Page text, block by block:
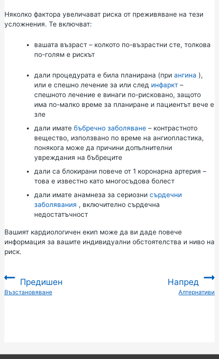
Няколко фактора увеличават риска от преживяване на тези
усложнения. Те включват:
вашата възраст – колкото по-възрастни сте, толкова
по-голям е рискът
дали процедурата е била планирана (при ангина ),
или е спешно лечение за или след инфаркт–
спешното лечение е винаги по-рисковано, защото
има по-малко време за планиране и пациентът вече е
зле
дали имате бъбречно заболяване– контрастното
вещество, използвано по време на ангиопластика,
понякога може да причини допълнителни
увреждания на бъбреците
дали са блокирани повече от 1 коронарна артерия –
това е известно като многосъдова болест
дали имате анамнеза за сериозни сърдечни
заболявания , включително сърдечна
недостатъчност
Вашият кардиологичен екип може да ви даде повече
информация за вашите индивидуални обстоятелства и ниво на
риск.
Предишен
:Възстановяване
Напред
Алтернативи